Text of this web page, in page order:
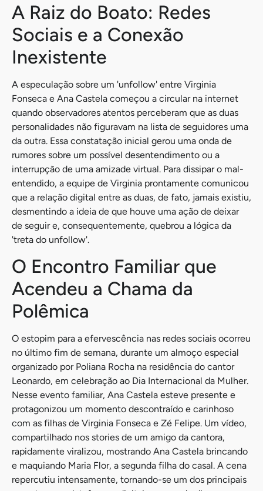
A Raiz do Boato: Redes
Sociais e a Conexão
Inexistente
A especulação sobre um 'unfollow' entre Virginia
Fonseca e Ana Castela começou a circular na internet
quando observadores atentos perceberam que as duas
personalidades não figuravam na lista de seguidores uma
da outra. Essa constatação inicial gerou uma onda de
rumores sobre um possível desentendimento ou a
interrupção de uma amizade virtual. Para dissipar o mal-
entendido, a equipe de Virginia prontamente comunicou
que a relação digital entre as duas, de fato, jamais existiu,
desmentindo a ideia de que houve uma ação de deixar
de seguir e, consequentemente, quebrou a lógica da
'treta do unfollow'.
O Encontro Familiar que
Acendeu a Chama da
Polêmica
O estopim para a efervescência nas redes sociais ocorreu
no último fim de semana, durante um almoço especial
organizado por Poliana Rocha na residência do cantor
Leonardo, em celebração ao Dia Internacional da Mulher.
Nesse evento familiar, Ana Castela esteve presente e
protagonizou um momento descontraído e carinhoso
com as filhas de Virginia Fonseca e Zé Felipe. Um vídeo,
compartilhado nos stories de um amigo da cantora,
rapidamente viralizou, mostrando Ana Castela brincando
e maquiando Maria Flor, a segunda filha do casal. A cena
repercutiu intensamente, tornando-se um dos principais